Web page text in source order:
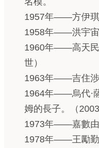
1957年——方伊琪
1958年——洪宇宙
1960年——高天民
世）
1963年——吉住涉
1964年——烏代·
姆的長子。（2003
1973年——嘉數由
1978年——王勵勤